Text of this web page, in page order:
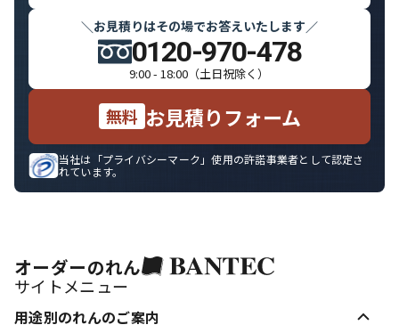
＼お見積りはその場でお答えいたします／
0120-970-478
9:00 - 18:00（土日祝除く）
無料 お見積りフォーム
当社は「プライバシーマーク」使用の許諾事業者として認定さ
れています。
オーダーのれん
サイトメニュー
用途別のれんのご案内